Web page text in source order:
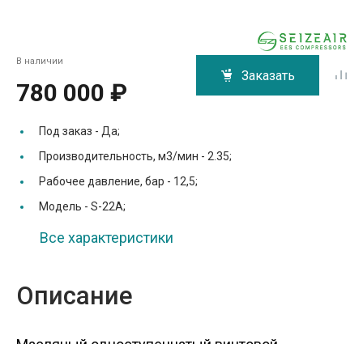
В наличии
780 000 ₽
Заказать
Под заказ - Да;
Производительность, м3/мин - 2.35;
Рабочее давление, бар - 12,5;
Модель - S-22A;
Все характеристики
Описание